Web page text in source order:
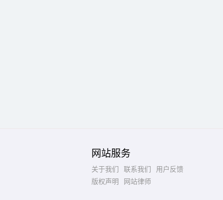
网站服务
关于我们 联系我们
用户反馈
版权声明
网站律师